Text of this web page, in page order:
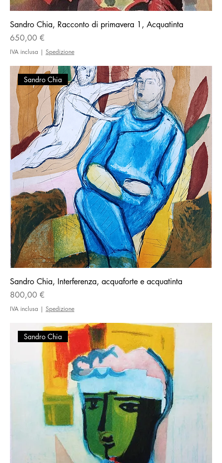
Sandro Chia, Racconto di primavera 1, Acquatinta
Prezzo
650,00 €
IVA inclusa | Spedizione
Sandro Chia
Sandro Chia, Interferenza, acquaforte e acquatinta
Prezzo
800,00 €
IVA inclusa | Spedizione
Sandro Chia